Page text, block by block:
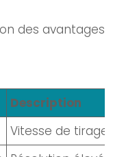
des avantages
Description
Vitesse de